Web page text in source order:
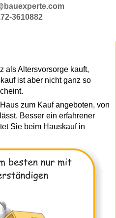
3610882
als Altersvorsorge kauft,
ist aber nicht ganz so
zum Kauf angeboten, von
Besser ein erfahrener
Sie beim Hauskauf in